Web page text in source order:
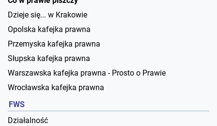
Dzieje się... w Krakowie
Opolska kafejka prawna
Przemyska kafejka prawna
Słupska kafejka prawna
Warszawska kafejka prawna - Prosto o Prawie
Wrocławska kafejka prawna
FWS
Działalność